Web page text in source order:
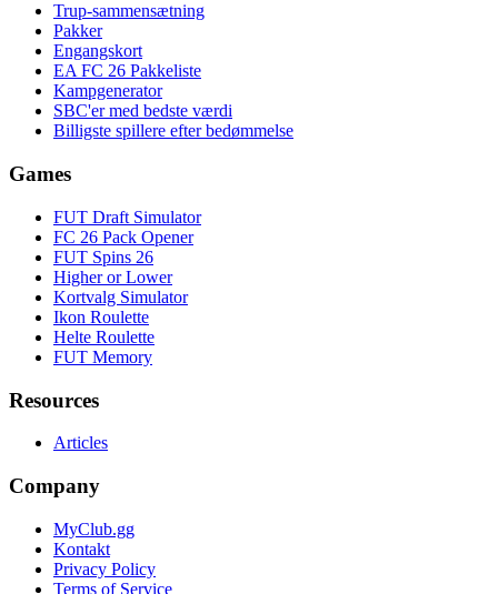
Trup-sammensætning
Pakker
Engangskort
EA FC 26 Pakkeliste
Kampgenerator
SBC'er med bedste værdi
Billigste spillere efter bedømmelse
Games
FUT Draft Simulator
FC 26 Pack Opener
FUT Spins 26
Higher or Lower
Kortvalg Simulator
Ikon Roulette
Helte Roulette
FUT Memory
Resources
Articles
Company
MyClub.gg
Kontakt
Privacy Policy
Terms of Service